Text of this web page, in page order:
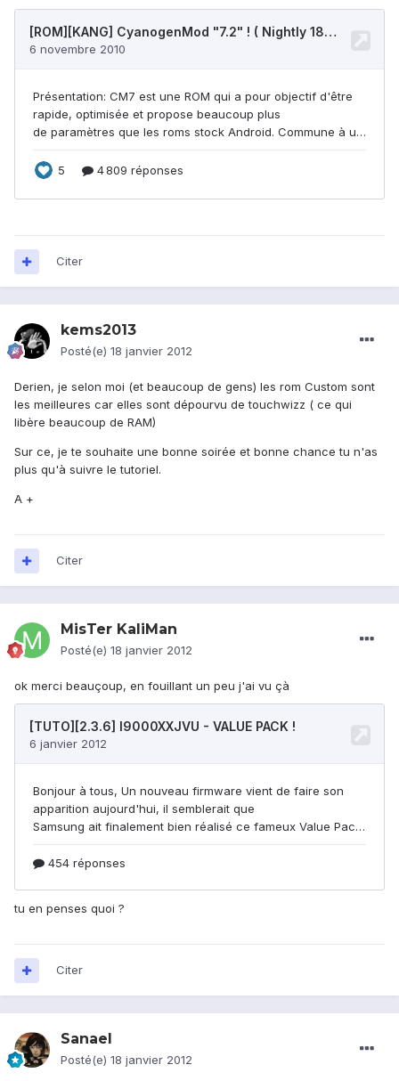
Citer
kems2013
Posté(e) 18 janvier 2012
Derien, je selon moi (et beaucoup de gens) les rom Custom sont
les meilleures car elles sont dépourvu de touchwizz ( ce qui
libère beaucoup de RAM)
Sur ce, je te souhaite une bonne soirée et bonne chance tu n'as
plus qu'à suivre le tutoriel.
A +
Citer
MisTer KaliMan
Posté(e) 18 janvier 2012
ok merci beauçoup, en fouillant un peu j'ai vu çà
tu en penses quoi ?
Citer
Sanael
Posté(e) 18 janvier 2012